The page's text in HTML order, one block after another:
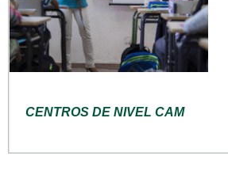
CENTROS DE NIVEL CAM